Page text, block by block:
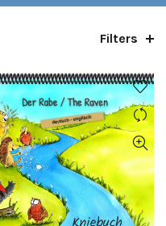
Filters